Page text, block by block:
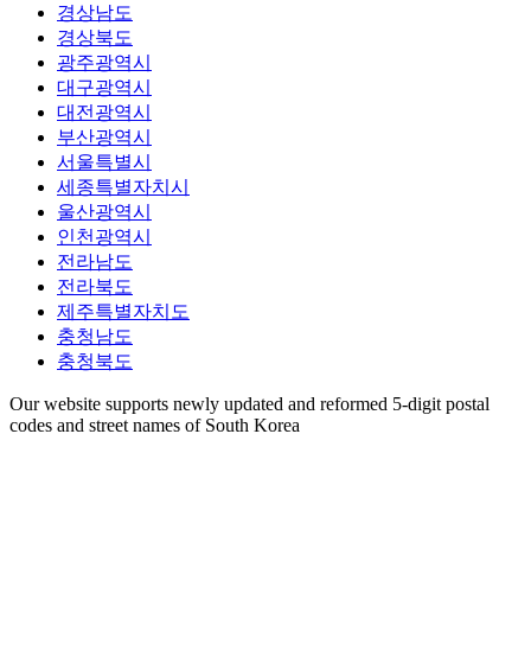
경상남도
경상북도
광주광역시
대구광역시
대전광역시
부산광역시
서울특별시
세종특별자치시
울산광역시
인천광역시
전라남도
전라북도
제주특별자치도
충청남도
충청북도
Our website supports newly updated and reformed 5-digit postal
codes and street names of South Korea